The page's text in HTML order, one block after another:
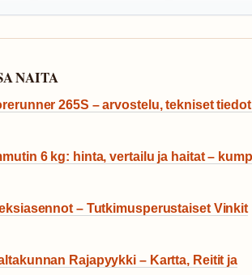
NAITA
265S – arvostelu, tekniset
6 kg: hinta, vertailu ja haitat –
– Tutkimusperustaiset Vinkit
Rajapyykki – Kartta, Reitit ja